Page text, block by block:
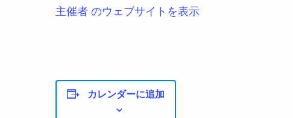
主催者 のウェブサイトを表示
カレンダーに追加